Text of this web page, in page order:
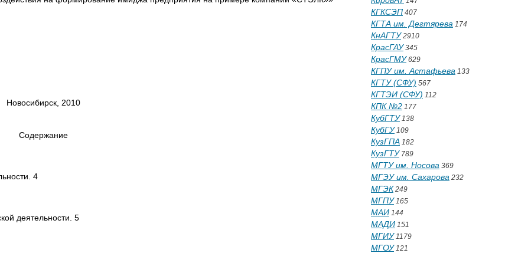
Новосибирск, 2010
Содержание
4
деятельности. 5
КГКСЭП 407
КГТА им. Дегтярева 174
КнАГТУ2910
КрасГАУ345
КрасГМУ629
КГПУ им. Астафьева 133
КГТУ (СФУ) 567
КГТЭИ (СФУ) 112
КПК №2 177
КубГТУ138
КубГУ109
КузГПА 182
КузГТУ789
МГТУ им. Носова 369
МГЭУ им. Сахарова 232
МГЭК 249
МГПУ165
МАИ 144
МАДИ 151
МГИУ1179
МГОУ121